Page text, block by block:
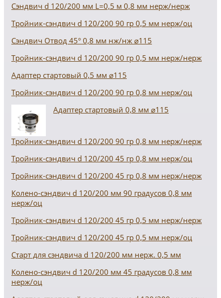
Сэндвич d 120/200 мм L=0,5 м 0,8 мм нерж/нерж
Тройник-сэндвич d 120/200 90 гр 0,5 мм нерж/оц
Сэндвич Отвод 45° 0,8 мм нж/нж ⌀115
Тройник-сэндвич d 120/200 90 гр 0,5 мм нерж/нерж
Адаптер стартовый 0,5 мм ⌀115
Тройник-сэндвич d 120/200 90 гр 0,8 мм нерж/оц
Адаптер стартовый 0,8 мм ⌀115
Тройник-сэндвич d 120/200 90 гр 0,8 мм нерж/нерж
Тройник-сэндвич d 120/200 45 гр 0,8 мм нерж/оц
Тройник-сэндвич d 120/200 45 гр 0,8 мм нерж/нерж
Колено-сэндвич d 120/200 мм 90 градусов 0,8 мм
нерж/оц
Тройник-сэндвич d 120/200 45 гр 0,5 мм нерж/нерж
Тройник-сэндвич d 120/200 45 гр 0,5 мм нерж/оц
Старт для сэндвича d 120/200 мм нерж. 0,5 мм
Колено-сэндвич d 120/200 мм 45 градусов 0,8 мм
нерж/оц